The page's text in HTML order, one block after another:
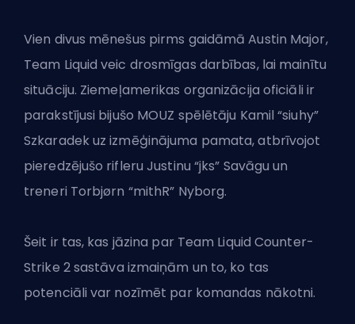
Vien divus mēnešus pirms gaidāmā Austin Major,
Team Liquid veic drosmīgas darbības, lai mainītu
situāciju. Ziemeļamerikas organizācija oficiāli ir
parakstījusi bijušo MOUZ spēlētāju Kamil “siuhy”
Szkaradek uz izmēģinājuma pamata, atbrīvojot
pieredzējušo rifleru Justinu “jks” Savāgu un
treneri Torbjørn “mithR” Nyborg.
Šeit ir tas, kas jāzina par Team Liquid Counter-
Strike 2sastāva izmaiņām un to, ko tas
potenciāli var nozīmēt par komandas nākotni.